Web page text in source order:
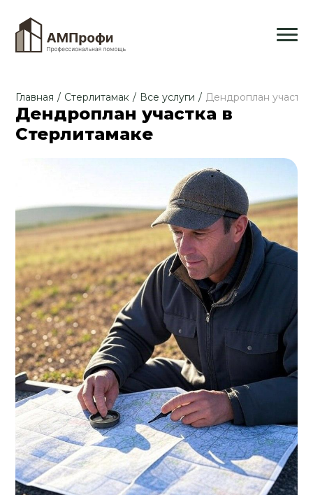
Главная / Стерлитамак / Все услуги / Дендроплан участка
Дендроплан участка в
Стерлитамаке